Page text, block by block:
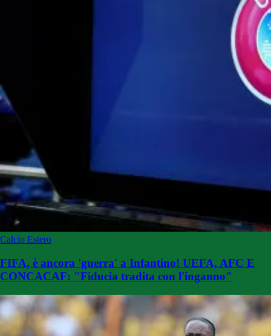
Calcio Estero
FIFA, è ancora 'guerra' a Infantino! UEFA, AFC E
CONCACAF: "Fiducia tradita con l'inganno"